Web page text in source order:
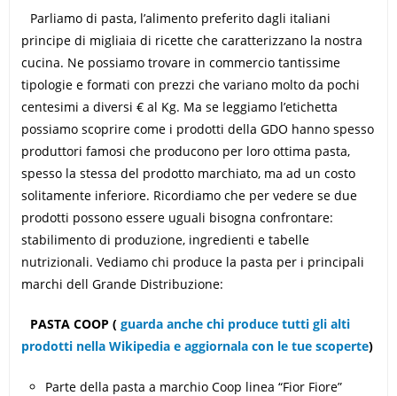
Parliamo di pasta, l’alimento preferito dagli italiani
principe di migliaia di ricette che caratterizzano la nostra
cucina. Ne possiamo trovare in commercio tantissime
tipologie e formati con prezzi che variano molto da pochi
centesimi a diversi € al Kg. Ma se leggiamo l’etichetta
possiamo scoprire come i prodotti della GDO hanno spesso
produttori famosi che producono per loro ottima pasta,
spesso la stessa del prodotto marchiato, ma ad un costo
solitamente inferiore. Ricordiamo che per vedere se due
prodotti possono essere uguali bisogna confrontare:
stabilimento di produzione, ingredienti e tabelle
nutrizionali. Vediamo chi produce la pasta per i principali
marchi dell Grande Distribuzione:
PASTA COOP ( guarda anche chi produce tutti gli alti
prodotti nella Wikipedia e aggiornala con le tue scoperte)
Parte della pasta a marchio Coop linea “Fior Fiore”